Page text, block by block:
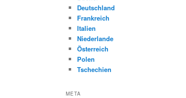
Deutschland
Frankreich
Italien
Niederlande
Österreich
Polen
Tschechien
META